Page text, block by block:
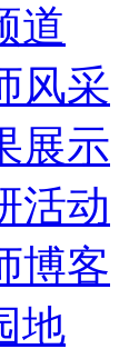
道
风采
展示
活动
博客
地